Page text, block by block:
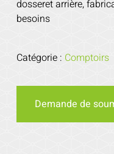
dosseret arrière,
besoins
Catégorie : Comptoirs
Demande de